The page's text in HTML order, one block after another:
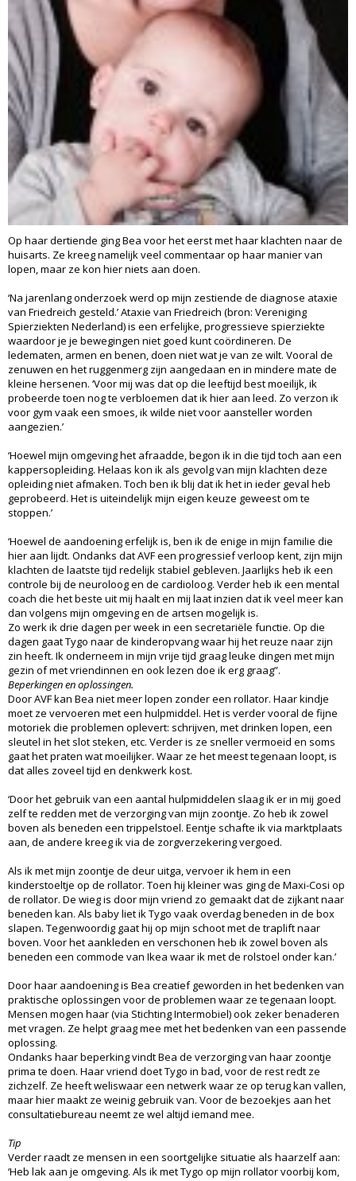
Op haar dertiende ging Bea voor het eerst met haar klachten naar de
huisarts. Ze kreeg namelijk veel commentaar op haar manier van
lopen, maar ze kon hier niets aan doen.
‘Na jarenlang onderzoek werd op mijn zestiende de diagnose ataxie
van Friedreich gesteld.’ Ataxie van Friedreich (bron: Vereniging
Spierziekten Nederland) is een erfelijke, progressieve spierziekte
waardoor je je bewegingen niet goed kunt coördineren. De
ledematen, armen en benen, doen niet wat je van ze wilt. Vooral de
zenuwen en het ruggenmerg zijn aangedaan en in mindere mate de
kleine hersenen. ‘Voor mij was dat op die leeftijd best moeilijk, ik
probeerde toen nog te verbloemen dat ik hier aan leed. Zo verzon ik
voor gym vaak een smoes, ik wilde niet voor aansteller worden
aangezien.’
‘Hoewel mijn omgeving het afraadde, begon ik in die tijd toch aan een
kappersopleiding. Helaas kon ik als gevolg van mijn klachten deze
opleiding niet afmaken. Toch ben ik blij dat ik het in ieder geval heb
geprobeerd. Het is uiteindelijk mijn eigen keuze geweest om te
stoppen.’
‘Hoewel de aandoening erfelijk is, ben ik de enige in mijn familie die
hier aan lijdt. Ondanks dat AVF een progressief verloop kent, zijn mijn
klachten de laatste tijd redelijk stabiel gebleven. Jaarlijks heb ik een
controle bij de neuroloog en de cardioloog. Verder heb ik een mental
coach die het beste uit mij haalt en mij laat inzien dat ik veel meer kan
dan volgens mijn omgeving en de artsen mogelijk is.
Zo werk ik drie dagen per week in een secretariële functie. Op die
dagen gaat Tygo naar de kinderopvang waar hij het reuze naar zijn
zin heeft. Ik onderneem in mijn vrije tijd graag leuke dingen met mijn
gezin of met vriendinnen en ook lezen doe ik erg graag”.
Beperkingen en oplossingen.
Door AVF kan Bea niet meer lopen zonder een rollator. Haar kindje
moet ze vervoeren met een hulpmiddel. Het is verder vooral de fijne
motoriek die problemen oplevert: schrijven, met drinken lopen, een
sleutel in het slot steken, etc. Verder is ze sneller vermoeid en soms
gaat het praten wat moeilijker. Waar ze het meest tegenaan loopt, is
dat alles zoveel tijd en denkwerk kost.
‘Door het gebruik van een aantal hulpmiddelen slaag ik er in mij goed
zelf te redden met de verzorging van mijn zoontje. Zo heb ik zowel
boven als beneden een trippelstoel. Eentje schafte ik via marktplaats
aan, de andere kreeg ik via de zorgverzekering vergoed.
Als ik met mijn zoontje de deur uitga, vervoer ik hem in een
kinderstoeltje op de rollator. Toen hij kleiner was ging de Maxi-Cosi op
de rollator. De wieg is door mijn vriend zo gemaakt dat de zijkant naar
beneden kan. Als baby liet ik Tygo vaak overdag beneden in de box
slapen. Tegenwoordig gaat hij op mijn schoot met de traplift naar
boven. Voor het aankleden en verschonen heb ik zowel boven als
beneden een commode van Ikea waar ik met de rolstoel onder kan.’
Door haar aandoening is Bea creatief geworden in het bedenken van
praktische oplossingen voor de problemen waar ze tegenaan loopt.
Mensen mogen haar (via Stichting Intermobiel) ook zeker benaderen
met vragen. Ze helpt graag mee met het bedenken van een passende
oplossing.
Ondanks haar beperking vindt Bea de verzorging van haar zoontje
prima te doen. Haar vriend doet Tygo in bad, voor de rest redt ze
zichzelf. Ze heeft weliswaar een netwerk waar ze op terug kan vallen,
maar hier maakt ze weinig gebruik van. Voor de bezoekjes aan het
consultatiebureau neemt ze wel altijd iemand mee.
Tip
Verder raadt ze mensen in een soortgelijke situatie als haarzelf aan:
‘Heb lak aan je omgeving. Als ik met Tygo op mijn rollator voorbij kom,